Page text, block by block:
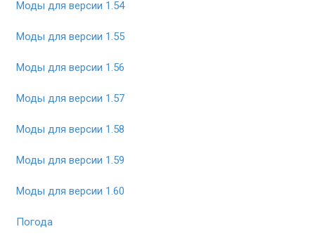
Моды для версии 1.54
Моды для версии 1.55
Моды для версии 1.56
Моды для версии 1.57
Моды для версии 1.58
Моды для версии 1.59
Моды для версии 1.60
Погода